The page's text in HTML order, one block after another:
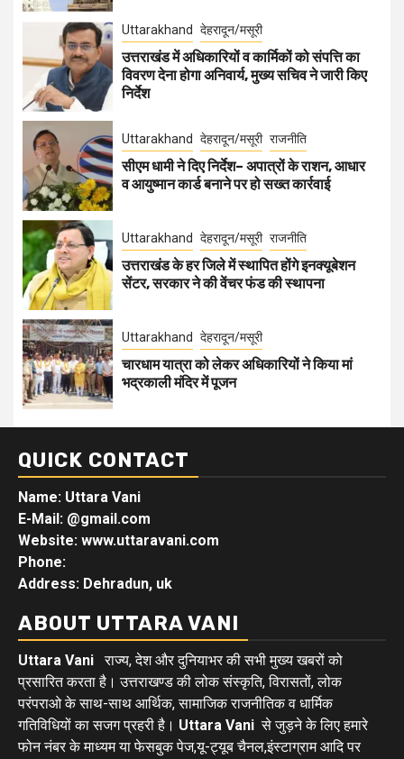
Uttarakhand देहरादून/मसूरी
उत्तराखंड में अधिकारियों व कार्मिकों को संपत्ति का
विवरण देना होगा अनिवार्य, मुख्य सचिव ने जारी किए
निर्देश
Uttarakhand देहरादून/मसूरी राजनीति
सीएम धामी ने दिए निर्देश– अपात्रों के राशन, आधार
व आयुष्मान कार्ड बनाने पर हो सख्त कार्रवाई
Uttarakhand देहरादून/मसूरी राजनीति
उत्तराखंड के हर जिले में स्थापित होंगे इनक्यूबेशन
सेंटर, सरकार ने की वेंचर फंड की स्थापना
Uttarakhand देहरादून/मसूरी
चारधाम यात्रा को लेकर अधिकारियों ने किया मां
भद्रकाली मंदिर में पूजन
QUICK CONTACT
Name: Uttara Vani
E-Mail: @gmail.com
Website: www.uttaravani.com
Phone:
Address: Dehradun, uk
ABOUT UTTARA VANI
Uttara Vani राज्य, देश और दुनियाभर की सभी मुख्य खबरों को
प्रसारित करता है। उत्तराखण्ड की लोक संस्कृति, विरासतों, लोक
परंपराओ के साथ-साथ आर्थिक, सामाजिक राजनीतिक व धार्मिक
गतिविधियों का सजग प्रहरी है। Uttara Vani से जुड़ने के लिए हमारे
फोन नंबर के माध्यम या फेसबुक पेज,यू-ट्यूब चैनल,इंस्टाग्राम आदि पर